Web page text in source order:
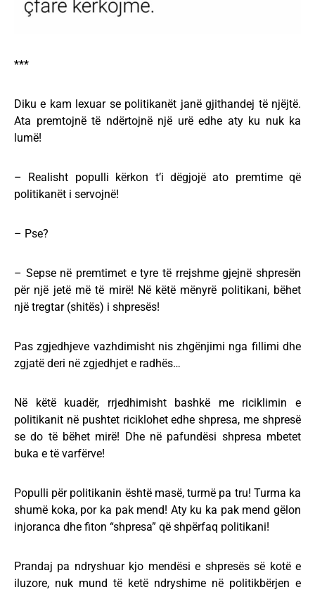
***
Diku e kam lexuar se politikanët janë gjithandej të njëjtë.
Ata premtojnë të ndërtojnë një urë edhe aty ku nuk ka
lumë!
– Realisht populli kërkon t’i dëgjojë ato premtime që
politikanët i servojnë!
– Pse?
– Sepse në premtimet e tyre të rrejshme gjejnë shpresën
për një jetë më të mirë! Në këtë mënyrë politikani, bëhet
një tregtar (shitës) i shpresës!
Pas zgjedhjeve vazhdimisht nis zhgënjimi nga fillimi dhe
zgjatë deri në zgjedhjet e radhës…
Në këtë kuadër, rrjedhimisht bashkë me riciklimin e
politikanit në pushtet riciklohet edhe shpresa, me shpresë
se do të bëhet mirë! Dhe në pafundësi shpresa mbetet
buka e të varfërve!
Populli për politikanin është masë, turmë pa tru! Turma ka
shumë koka, por ka pak mend! Aty ku ka pak mend gëlon
injoranca dhe fiton “shpresa” që shpërfaq politikani!
Prandaj pa ndryshuar kjo mendësi e shpresës së kotë e
iluzore, nuk mund të ketë ndryshime në politikbërjen e